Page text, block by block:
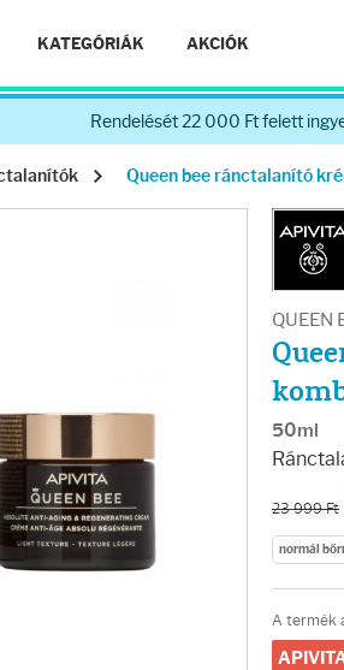
KATEGÓRIÁK AKCIÓK
Rendelését 22 000 Ft felett
Queen bee ránctalanító
QUEEN
50ml
23 999 Ft
normál
A termék